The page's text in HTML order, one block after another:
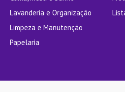
Lavanderia e Organização
Limpeza e Manutenção
Papelaria